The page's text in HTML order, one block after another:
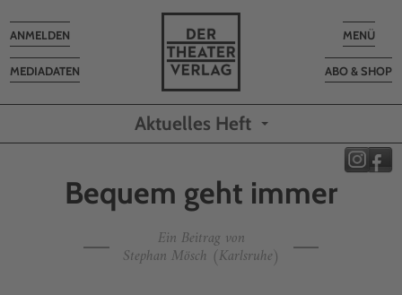
Toggle
MENÜ
ABO & SHOP
MEDIADATEN
Toggle
navigation
ANMELDEN
Aktuelles Heft
Bequem geht immer
Ein Beitrag von
Stephan Mösch (Karlsruhe)